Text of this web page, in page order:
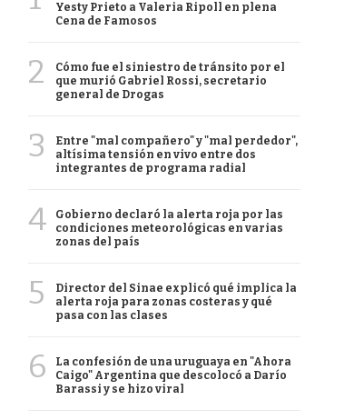
Yesty Prieto a Valeria Ripoll en plena
Cena de Famosos
2
Cómo fue el siniestro de tránsito por el
que murió Gabriel Rossi, secretario
general de Drogas
3
Entre "mal compañero" y "mal perdedor",
altísima tensión en vivo entre dos
integrantes de programa radial
4
Gobierno declaró la alerta roja por las
condiciones meteorológicas en varias
zonas del país
5
Director del Sinae explicó qué implica la
alerta roja para zonas costeras y qué
pasa con las clases
6
La confesión de una uruguaya en "Ahora
Caigo" Argentina que descolocó a Darío
Barassi y se hizo viral